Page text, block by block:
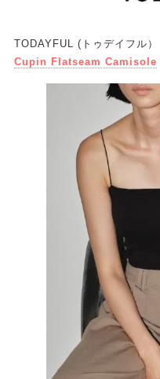
TODAYFUL (トゥデイフル）
Cupin Flatseam Camisole